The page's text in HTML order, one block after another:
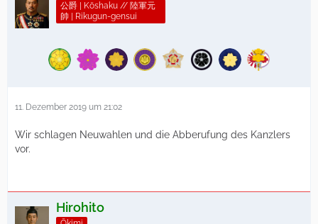
公爵 | Kōshaku // 陸軍元
帥 | Rikugun-gensui
11. Dezember 2019 um 21:02
Wir schlagen Neuwahlen und die Abberufung des Kanzlers
vor.
Hirohito